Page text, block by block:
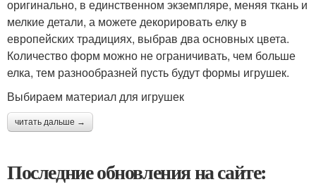
оригинально, в единственном экземпляре, меняя ткань и
мелкие детали, а можете декорировать елку в
европейских традициях, выбрав два основных цвета.
Количество форм можно не ограничивать, чем больше
елка, тем разнообразней пусть будут формы игрушек.
Выбираем материал для игрушек
читать дальше →
Последние обновления на сайте: